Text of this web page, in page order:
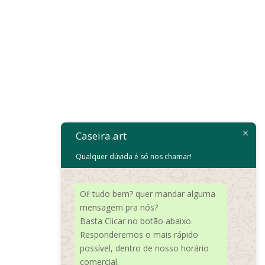
Caseira.art
Qualquer dúvida é só nos chamar!
Oi! tudo bem? quer mandar alguma
mensagem pra nós?
Basta Clicar no botão abaixo.
Responderemos o mais rápido
possível, dentro de nosso horário
comercial.